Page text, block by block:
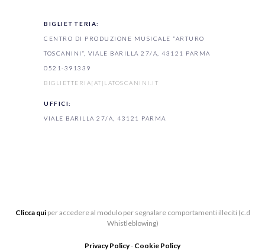
BIGLIETTERIA:
CENTRO DI PRODUZIONE MUSICALE “ARTURO
TOSCANINI”, VIALE BARILLA 27/A, 43121 PARMA
0521-391339
BIGLIETTERIA[AT]LATOSCANINI.IT
UFFICI:
VIALE BARILLA 27/A, 43121 PARMA
Clicca quiper accedere al modulo per segnalare comportamenti illeciti (c.d
Whistleblowing)
Privacy Policy- Cookie Policy